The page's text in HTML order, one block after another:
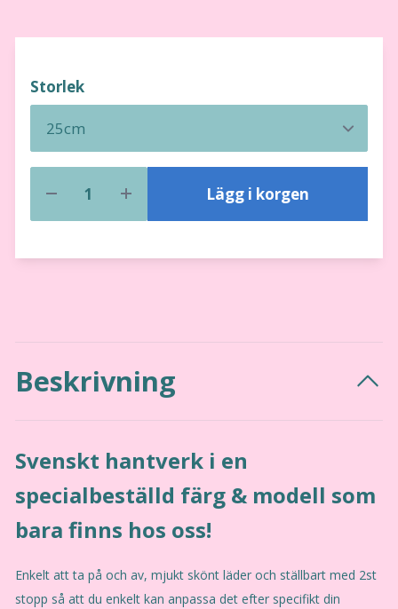
Storlek
Lägg i korgen
Beskrivning
Svenskt hantverk i en
specialbeställd färg & modell som
bara finns hos oss!
Enkelt att ta på och av, mjukt skönt läder och ställbart med 2st
stopp så att du enkelt kan anpassa det efter specifikt din